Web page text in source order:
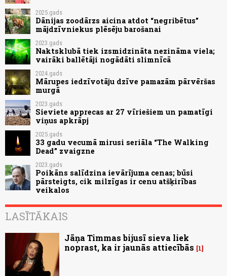
2025.gads
Dānijas zoodārzs aicina atdot “negribētus”
mājdzīvniekus plēsēju barošanai
2023.gads
Naktsklubā tiek izsmidzināta nezināma viela;
vairāki ballētāji nogādāti slimnīcā
2024.gads
Mārupes iedzīvotāju dzīve pamazām pārvēršas
murgā
2023.gads
Sieviete apprecas ar 27 vīriešiem un pamatīgi
viņus apkrāpj
2025.gads
33 gadu vecumā mirusi seriāla “The Walking
Dead” zvaigzne
2023.gads
Poikāns salīdzina ievārījuma cenas; būsi
pārsteigts, cik milzīgas ir cenu atšķirības
veikalos
LASĪTĀKAIS
Jāņa Timmas bijusī sieva liek
noprast, ka ir jaunās attiecībās
1